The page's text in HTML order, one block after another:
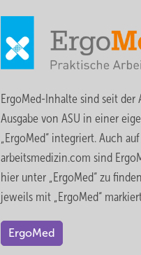
ErgoMed-Inhalte sind seit der
Ausgabe von ASU in einer
„ErgoMed“ integriert. Auch
arbeitsmedizin.com sind
hier unter „ErgoMed“ zu
jeweils mit „ErgoMed“
ErgoMed